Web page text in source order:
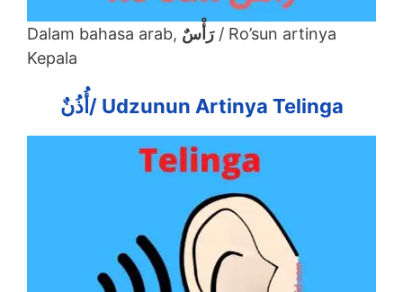
Dalam bahasa arab, رَأْسٌ/ Ro’sun artinya
Kepala
أُذُنٌ / Udzunun Artinya Telinga